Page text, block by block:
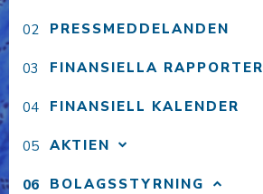
PRESSMEDDELANDEN
FINANSIELLA RAPPORTER
FINANSIELL KALENDER
AKTIEN
BOLAGSSTYRNING